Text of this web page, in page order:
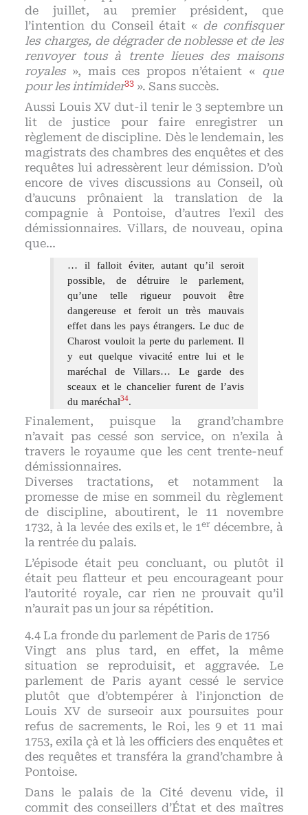
de juillet, au premier président, que
l’intention du Conseil était « de confisquer
les charges, de dégrader de noblesse et de les
renvoyer tous à trente lieues des maisons
royales», mais ces propos n’étaient « que
pour les intimider33 ». Sans succès.
Aussi Louis XV dut-il tenir le 3 septembre un
lit de justice pour faire enregistrer un
règlement de discipline. Dès le lendemain, les
magistrats des chambres des enquêtes et des
requêtes lui adressèrent leur démission. D’où
encore de vives discussions au Conseil, où
d’aucuns prônaient la translation de la
compagnie à Pontoise, d’autres l’exil des
démissionnaires. Villars, de nouveau, opina
que…
… il falloit éviter, autant qu’il seroit
possible, de détruire le parlement,
qu’une telle rigueur pouvoit être
dangereuse et feroit un très mauvais
effet dans les pays étrangers. Le duc de
Charost vouloit la perte du parlement. Il
y eut quelque vivacité entre lui et le
maréchal de Villars… Le garde des
sceaux et le chancelier furent de l’avis
du maréchal34.
Finalement, puisque la grand’chambre
n’avait pas cessé son service, on n’exila à
travers le royaume que les cent trente-neuf
démissionnaires.
Diverses tractations, et notamment la
promesse de mise en sommeil du règlement
de discipline, aboutirent, le 11 novembre
1732, à la levée des exils et, le 1er décembre, à
la rentrée du palais.
L’épisode était peu concluant, ou plutôt il
était peu flatteur et peu encourageant pour
l’autorité royale, car rien ne prouvait qu’il
n’aurait pas un jour sa répétition.
La fronde du parlement de Paris de 1756
Vingt ans plus tard, en effet, la même
situation se reproduisit, et aggravée. Le
parlement de Paris ayant cessé le service
plutôt que d’obtempérer à l’injonction de
Louis XV de surseoir aux poursuites pour
refus de sacrements, le Roi, les 9 et 11 mai
1753, exila çà et là les officiers des enquêtes et
des requêtes et transféra la grand’chambre à
Pontoise.
Dans le palais de la Cité devenu vide, il
commit des conseillers d’État et des maîtres